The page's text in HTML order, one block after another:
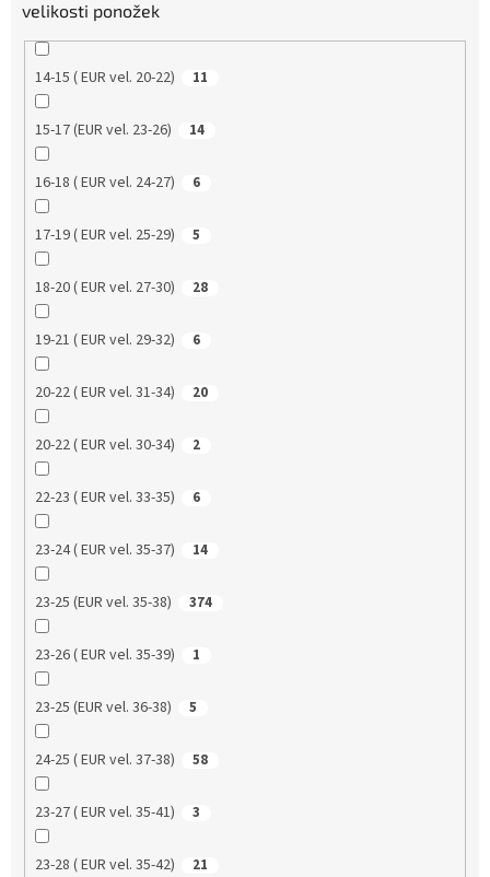
velikosti ponožek
14-15 ( EUR vel. 20-22) 11
15-17 (EUR vel. 23-26) 14
16-18 ( EUR vel. 24-27) 6
17-19 ( EUR vel. 25-29) 5
18-20 ( EUR vel. 27-30) 28
19-21 ( EUR vel. 29-32) 6
20-22 ( EUR vel. 31-34) 20
20-22 ( EUR vel. 30-34) 2
22-23 ( EUR vel. 33-35) 6
23-24 ( EUR vel. 35-37) 14
23-25 (EUR vel. 35-38) 374
23-26 ( EUR vel. 35-39) 1
23-25 (EUR vel. 36-38) 5
24-25 ( EUR vel. 37-38) 58
23-27 ( EUR vel. 35-41) 3
23-28 ( EUR vel. 35-42) 21